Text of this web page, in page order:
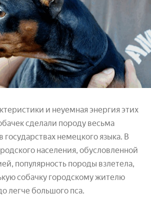
и неуемная энергия этих
сделали породу весьма
государствах немецкого языка. В
населения, обусловленной
популярность породы взлетела,
собачку городскому жителю
легче большого пса.